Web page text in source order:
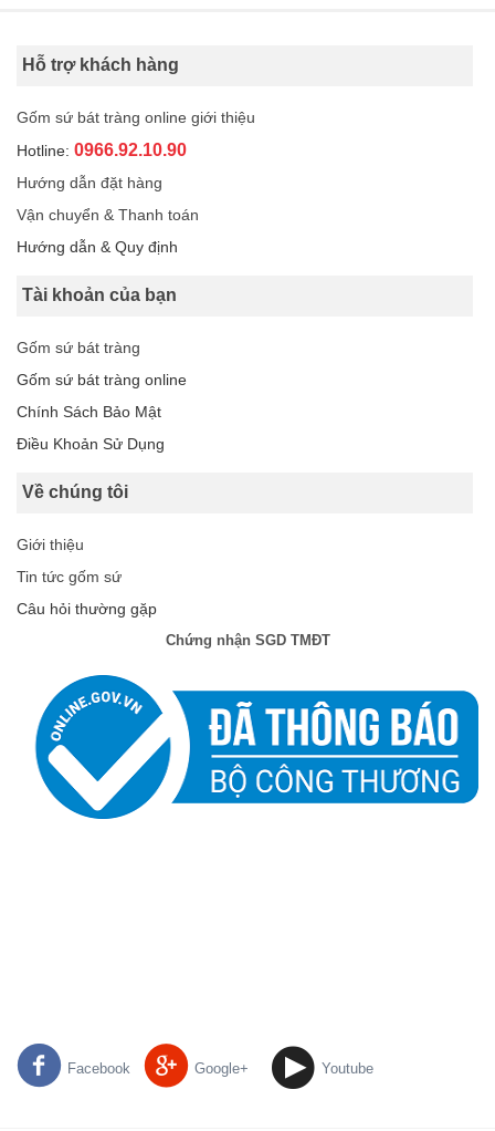
Hỗ trợ khách hàng
Gốm sứ bát tràng online giới thiệu
Hotline: 0966.92.10.90
Hướng dẫn đặt hàng
Vận chuyển & Thanh toán
Hướng dẫn & Quy định
Tài khoản của bạn
Gốm sứ bát tràng
Gốm sứ bát tràng online
Chính Sách Bảo Mật
Điều Khoản Sử Dụng
Về chúng tôi
Giới thiệu
Tin tức gốm sứ
Câu hỏi thường gặp
Chứng nhận SGD TMĐT
Facebook Google+ Youtube